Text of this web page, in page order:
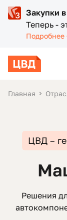
Закупки
Теперь -
Подробнее
Главная
ЦВД –
Решения